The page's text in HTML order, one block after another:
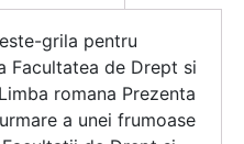
grila pentru
Facultatea de Drept si
romana Prezenta
a unei frumoase